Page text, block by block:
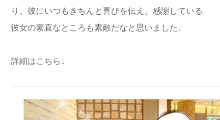
り、彼にいつもきちんと喜びを伝え、感謝している
彼女の素直なところも素敵だなと思いました。
詳細はこちら↓